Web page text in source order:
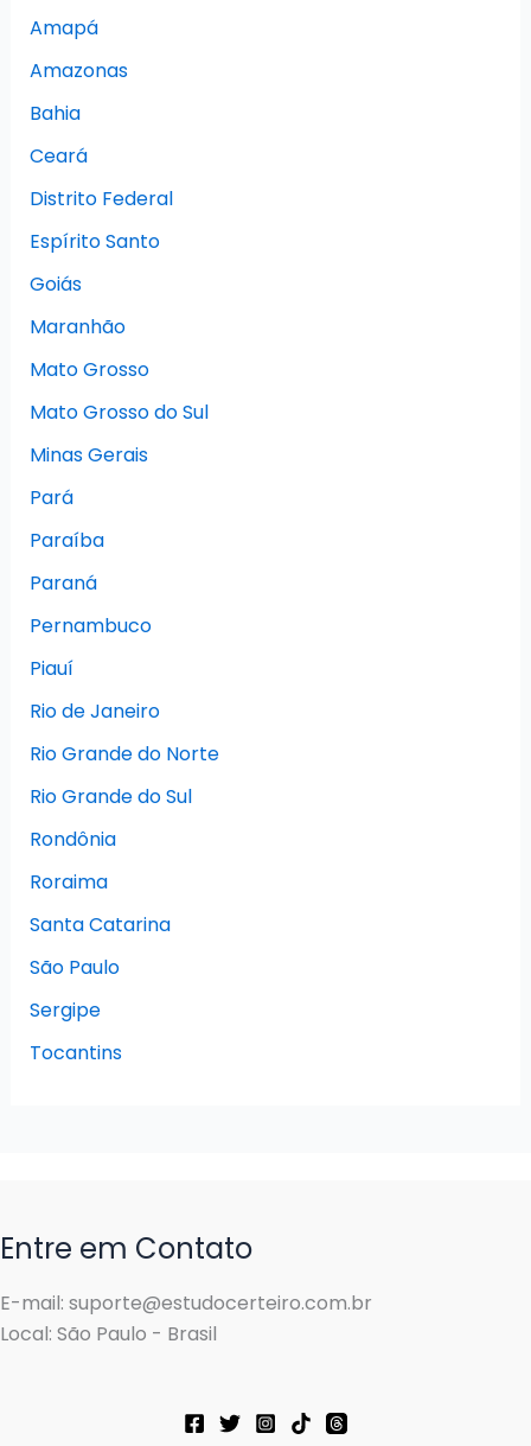
Amapá
Amazonas
Bahia
Ceará
Distrito Federal
Espírito Santo
Goiás
Maranhão
Mato Grosso
Mato Grosso do Sul
Minas Gerais
Pará
Paraíba
Paraná
Pernambuco
Piauí
Rio de Janeiro
Rio Grande do Norte
Rio Grande do Sul
Rondônia
Roraima
Santa Catarina
São Paulo
Sergipe
Tocantins
Entre em Contato
E-mail: suporte@estudocerteiro.com.br
Local: São Paulo - Brasil